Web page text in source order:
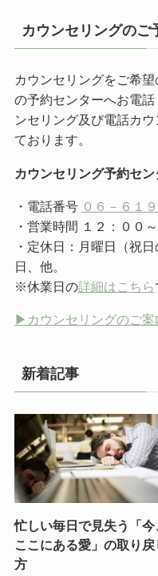
カウンセリングのご
カウンセリングをご希
の予約センターへお電
ンセリング及び電話カ
ております。
カウンセリング予約セン
・電話番号 ０６－６１
・営業時間 １２：００
・定休日：月曜日（祝
日、他。
※休業日の詳細はこちら
▶︎カウンセリングのご案
新着記事
忙しい毎日で見失う「今
ここにある愛」の取り戻
方